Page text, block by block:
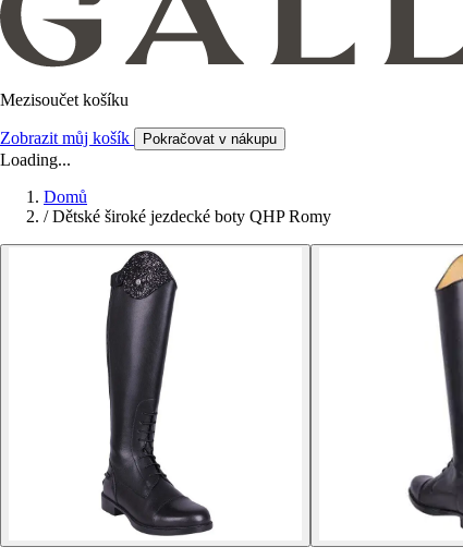
Mezisoučet košíku
Zobrazit můj košík Pokračovat v nákupu
Loading...
Domů
/ Dětské široké jezdecké boty QHP Romy